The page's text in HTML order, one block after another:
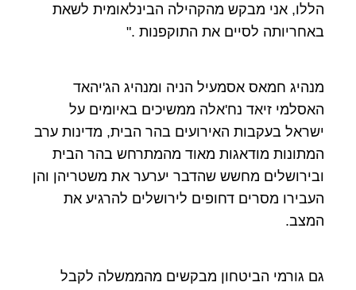
הללו, אני מבקש מהקהילה הבינלאומית לשאת
באחריותה לסיים את התוקפנות ."
מנהיג חמאס אסמעיל הניה ומנהיג הג'יהאד
האסלמי זיאד נח'אלה ממשיכים באיומים על
ישראל בעקבות האירועים בהר הבית, מדינות ערב
המתונות מודאגות מאוד מהמתרחש בהר הבית
ובירושלים מחשש שהדבר יערער את משטריהן והן
העבירו מסרים דחופים לירושלים להרגיע את
המצב.
גם גורמי הביטחון מבקשים מהממשלה לקבל